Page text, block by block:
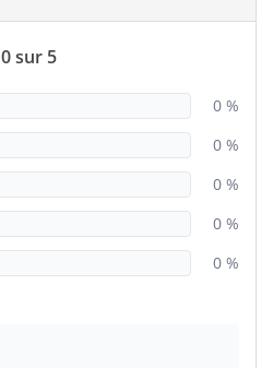
0 sur 5
0 %
0 %
0 %
0 %
0 %